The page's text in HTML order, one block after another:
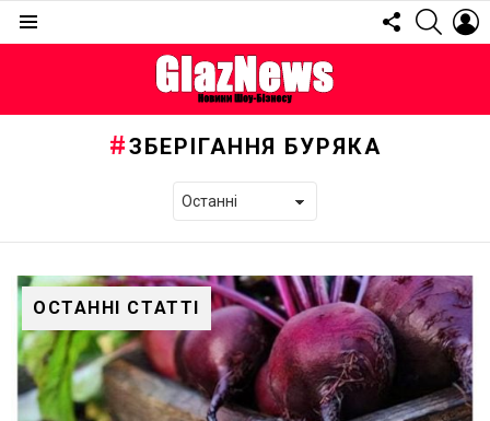
FOLLOW
US
ЗБЕРІГАННЯ БУРЯКА
ОСТАННІ СТАТТІ